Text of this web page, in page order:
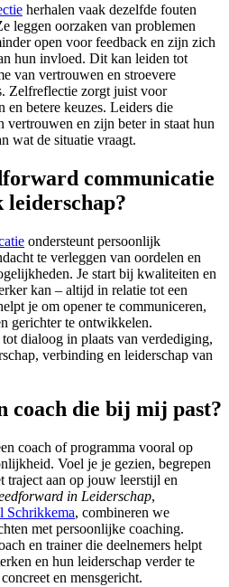
herhalen vaak dezelfde fouten
leggen oorzaken van problemen
open voor feedback en zijn zich
hun invloed. Dit kan leiden tot
van vertrouwen en stroevere
Zelfreflectie zorgt juist voor
en betere keuzes. Leiders die
vertrouwen en zijn beter in staat hun
wat de situatie vraagt.
communicatie
ondersteunt persoonlijk
te verleggen van oordelen en
Je start bij kwaliteiten en
kan – altijd in relatie tot een
je om opener te communiceren,
gerichter te ontwikkelen.
dialoog in plaats van verdediging,
verbinding en leiderschap van
coach die bij mij past?
coach of programma vooral op
Voel je je gezien, begrepen
traject aan op jouw leerstijl en
in Leiderschap,
Schrikkema, combineren we
met persoonlijke coaching.
en trainer die deelnemers helpt
en hun leiderschap verder te
en mensgericht.